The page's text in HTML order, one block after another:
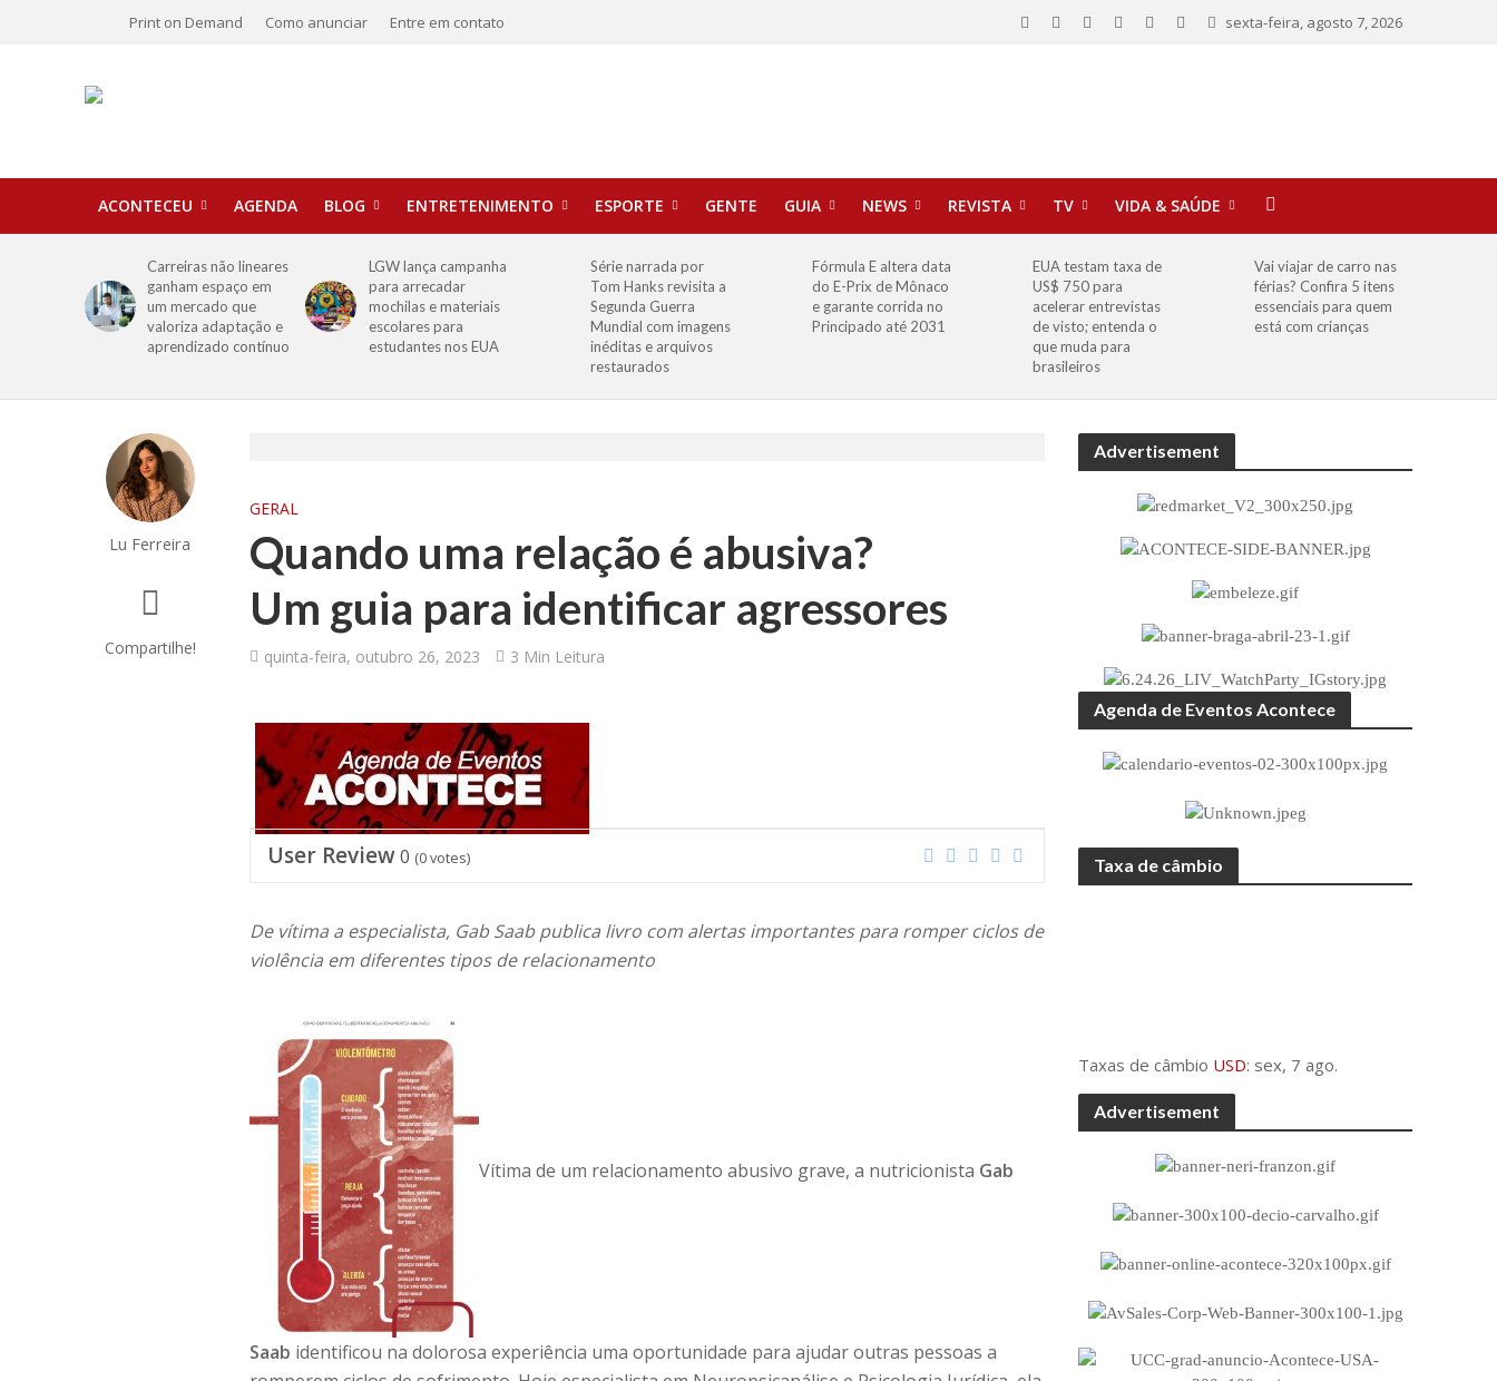
Print on Demand Como anunciar Entre em contato sexta-feira, agosto 7, 2026
ACONTECEU AGENDA BLOG ENTRETENIMENTO ESPORTE GENTE GUIA NEWS REVISTA TV VIDA & SAÚDE
Carreiras não lineares
ganham espaço em
um mercado que
valoriza adaptação e
aprendizado contínuo
LGW lança campanha
para arrecadar
mochilas e materiais
escolares para
estudantes nos EUA
Série narrada por
Tom Hanks revisita a
Segunda Guerra
Mundial com imagens
inéditas e arquivos
restaurados
Fórmula E altera data
do E-Prix de Mônaco
e garante corrida no
Principado até 2031
EUA testam taxa de
US$ 750 para
acelerar entrevistas
de visto; entenda o
que muda para
brasileiros
Vai viajar de carro nas
férias? Confira 5 itens
essenciais para quem
está com crianças
Lu Ferreira
Compartilhe!
GERAL
Quando uma relação é abusiva?
Um guia para identificar agressores
quinta-feira, outubro 26, 2023 3 Min Leitura
User Review0 (0votes)
De vítima a especialista, Gab Saab publica livro com alertas importantes para romper ciclos de
violência em diferentes tipos de relacionamento
Vítima de um relacionamento abusivo grave, a nutricionista Gab
Saab identificou na dolorosa experiência uma oportunidade para ajudar outras pessoas a
Advertisement
Agenda de Eventos Acontece
Taxa de câmbio
Taxas de câmbio USD: sex, 7 ago.
Advertisement